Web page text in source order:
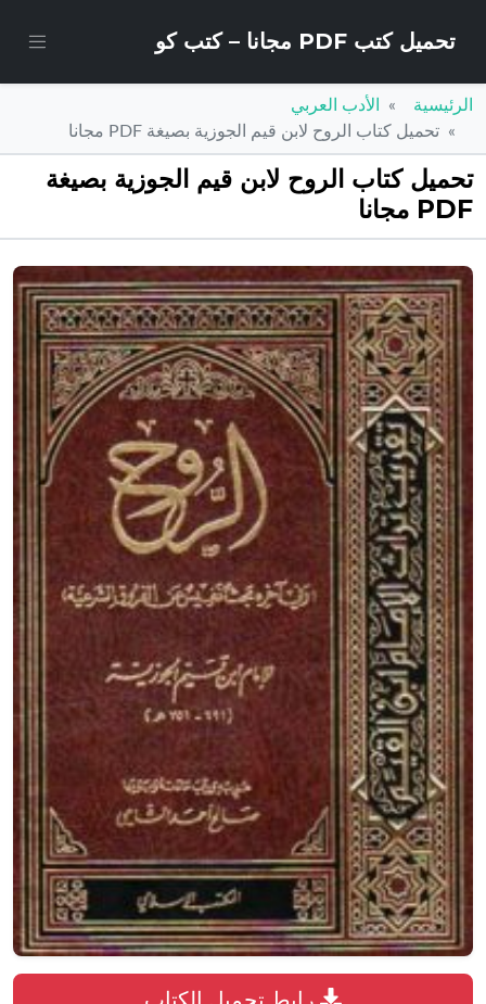
تحميل كتب PDF مجانا – كتب كو
الرئيسية
الأدب العربي
تحميل كتاب الروح لابن قيم الجوزية بصيغة PDF مجانا
تحميل كتاب الروح لابن قيم الجوزية بصيغة
PDF مجانا